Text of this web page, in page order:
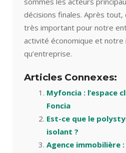
décisions finales. Après
très important pour notre
activité économique et notre
qu’entreprise.
Articles Connexes:
Myfoncia : l’espace
Foncia
Est-ce que le
isolant ?
Agence immobilière